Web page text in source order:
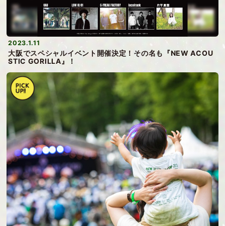
2023.1.11
大阪でスペシャルイベント開催決定！その名も『NEW ACOU
STIC GORILLA』！